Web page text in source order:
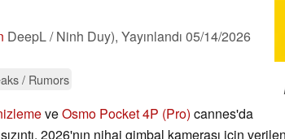
DeepL / Ninh Duy), Yayınlandı 05/14/2026
/ Rumors
veOsmo Pocket 4P (Pro) cannes'da
2026'nın nihai gimbal kamerası için